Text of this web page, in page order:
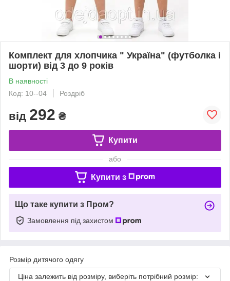
Комплект для хлопчика " Україна" (футболка і
шорти) від 3 до 9 років
В наявності
Код: 10--04
Роздріб
від 292 ₴
Купити
або
Купити з
Що таке купити з Пром?
Замовлення під захистом
Розмір дитячого одягу
Ціна залежить від розміру, виберіть потрібний розмір: